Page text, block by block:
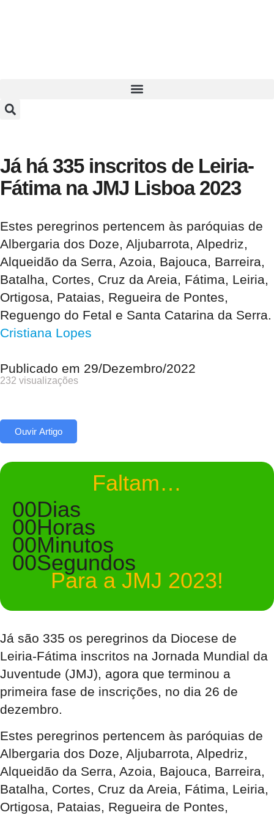
Já há 335 inscritos de Leiria-
Fátima na JMJ Lisboa 2023
Estes peregrinos pertencem às paróquias de
Albergaria dos Doze, Aljubarrota, Alpedriz,
Alqueidão da Serra, Azoia, Bajouca, Barreira,
Batalha, Cortes, Cruz da Areia, Fátima, Leiria,
Ortigosa, Pataias, Regueira de Pontes,
Reguengo do Fetal e Santa Catarina da Serra.
Cristiana Lopes
Publicado em 29/Dezembro/2022
232 visualizações
Ouvir Artigo
Faltam…
00Dias
00Horas
00Minutos
00Segundos
Para a JMJ 2023!
Já são 335 os peregrinos da Diocese de
Leiria-Fátima inscritos na Jornada Mundial da
Juventude (JMJ), agora que terminou a
primeira fase de inscrições, no dia 26 de
dezembro.
Estes peregrinos pertencem às paróquias de
Albergaria dos Doze, Aljubarrota, Alpedriz,
Alqueidão da Serra, Azoia, Bajouca, Barreira,
Batalha, Cortes, Cruz da Areia, Fátima, Leiria,
Ortigosa, Pataias, Regueira de Pontes,